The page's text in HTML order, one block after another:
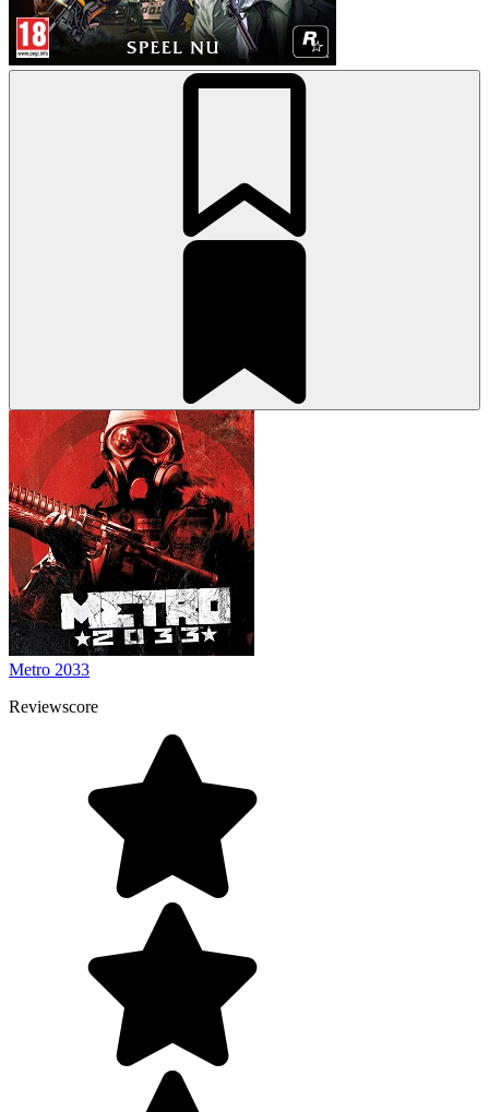
Metro 2033
Reviewscore